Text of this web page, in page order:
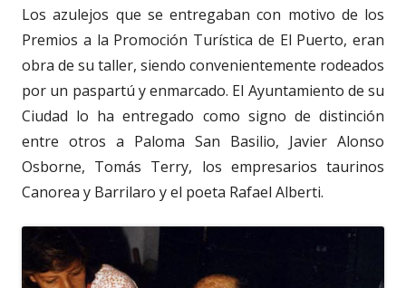
Los azulejos que se entregaban con motivo de los
Premios a la Promoción Turística de El Puerto, eran
obra de su taller, siendo convenientemente rodeados
por un paspartú y enmarcado. El Ayuntamiento de su
Ciudad lo ha entregado como signo de distinción
entre otros a Paloma San Basilio, Javier Alonso
Osborne, Tomás Terry, los empresarios taurinos
Canorea y Barrilaro y el poeta Rafael Alberti.